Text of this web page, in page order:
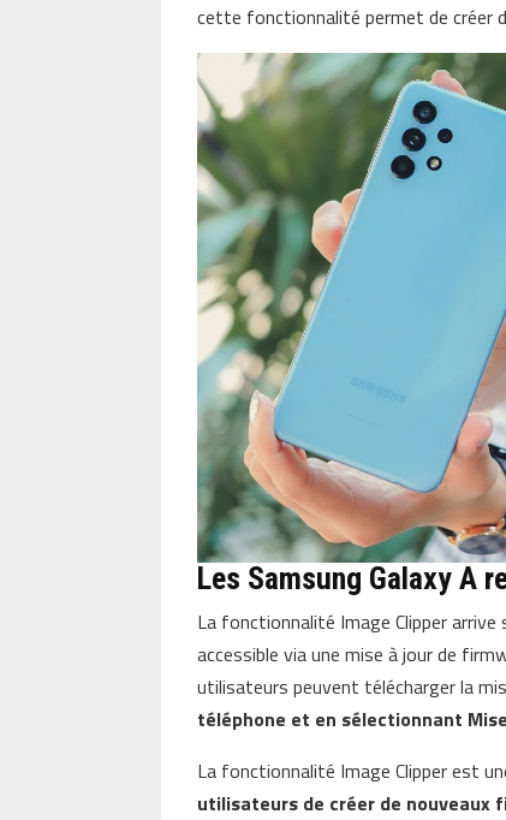
cette fonctionnalité permet de créer
Les Samsung Galaxy A
La fonctionnalité Image Clipper
accessible via une mise à jour de
utilisateurs peuvent télécharger la
téléphone et en sélectionnant
La fonctionnalité Image Clipper est
utilisateurs de créer de nouveaux